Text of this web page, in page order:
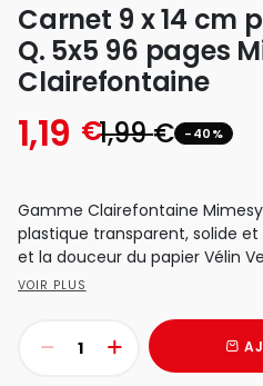
Carnet 9 x 14 cm
Q. 5x5 96 pages
Clairefontaine
1,99€ -40%
1,19 €
Gamme Clairefontaine
plastique transparent, solide
et la douceur du papier Vélin
VOIR PLUS